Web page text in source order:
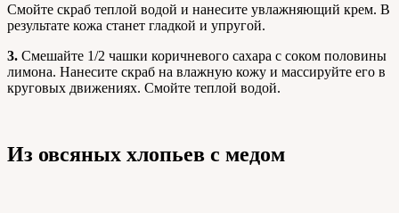
Смойте скраб теплой водой и нанесите увлажняющий крем. В
результате кожа станет гладкой и упругой.
3. Смешайте 1/2 чашки коричневого сахара с соком половины
лимона. Нанесите скраб на влажную кожу и массируйте его в
круговых движениях. Смойте теплой водой.
Из овсяных хлопьев с медом